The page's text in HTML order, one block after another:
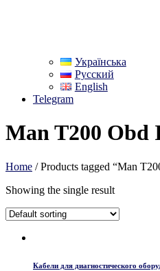
Українська
Русский
English
Telegram
Man T200 Obd
Home / Products tagged “Man
Showing the single result
Кабели для диагностического